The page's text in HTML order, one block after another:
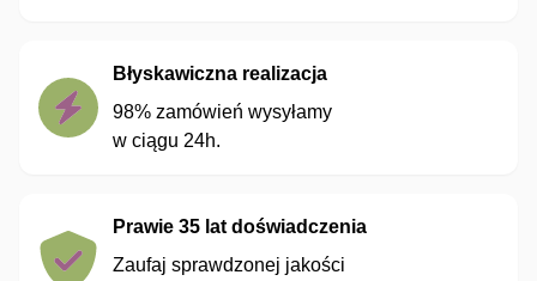
Błyskawiczna realizacja
98% zamówień wysyłamy
w ciągu 24h.
Prawie 35 lat doświadczenia
Zaufaj sprawdzonej jakości